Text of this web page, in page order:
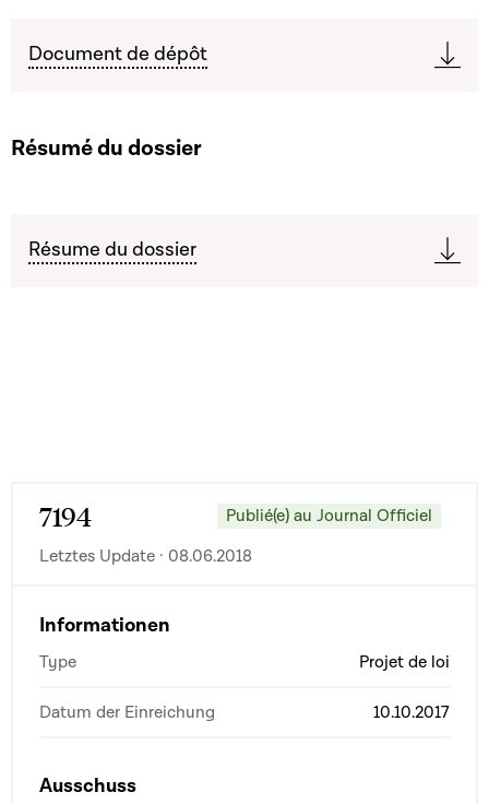
Document de dépôt
Résumé du dossier
Résume du dossier
7194
Publié(e) au Journal Officiel
Letztes Update · 08.06.2018
Informationen
Type Projet de loi
Datum der Einreichung 10.10.2017
Ausschuss